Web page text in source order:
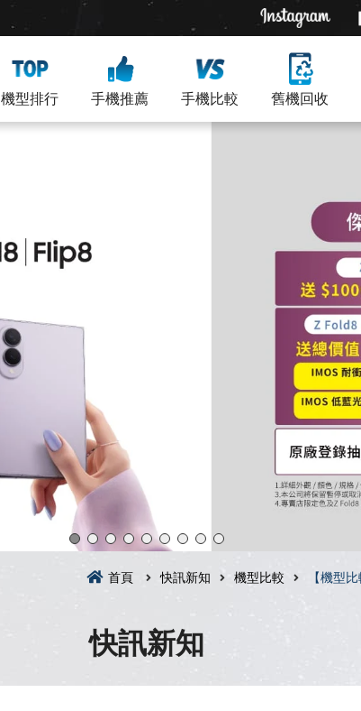
機型排行 手機推薦 手機比較 舊機回收
首頁 快訊新知 機型比較 【機型
快訊新知